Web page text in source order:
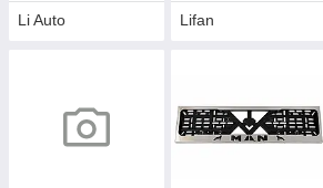
Li Auto Lifan